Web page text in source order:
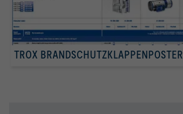
TROX BRANDSCHUTZKLAPPENPOSTER